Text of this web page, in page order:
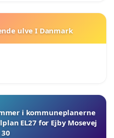
ulve I Danmark
i kommuneplanerne
EL27 for Ejby Mosevej
30